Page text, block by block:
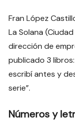
Fran López
La Solana
dirección de
publicado 3
escribí antes y
serie”.
Números y